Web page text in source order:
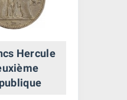
Hercule